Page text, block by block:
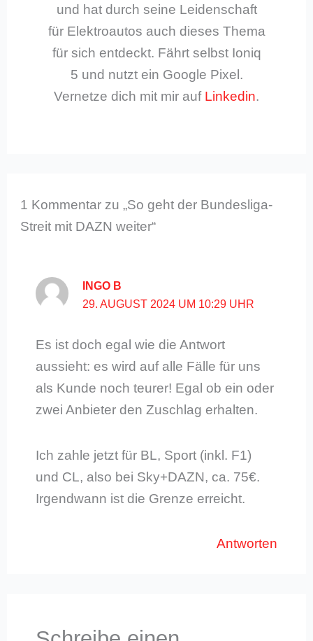
und hat durch seine Leidenschaft
für Elektroautos auch dieses Thema
für sich entdeckt. Fährt selbst Ioniq
5 und nutzt ein Google Pixel.
Vernetze dich mit mir auf Linkedin.
1 Kommentar zu „So geht der Bundesliga-
Streit mit DAZN weiter“
INGO B
29. AUGUST 2024 UM 10:29 UHR
Es ist doch egal wie die Antwort
aussieht: es wird auf alle Fälle für uns
als Kunde noch teurer! Egal ob ein oder
zwei Anbieter den Zuschlag erhalten.
Ich zahle jetzt für BL, Sport (inkl. F1)
und CL, also bei Sky+DAZN, ca. 75€.
Irgendwann ist die Grenze erreicht.
Antworten